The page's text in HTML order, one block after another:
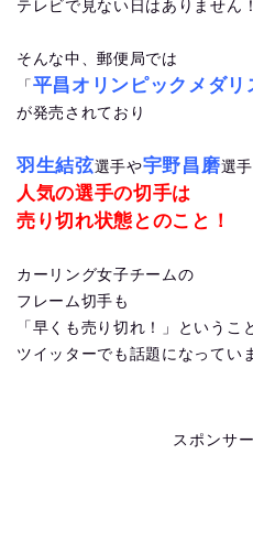
テレビで見ない日はありません！
そんな中、郵便局では
「 平昌オリンピックメダ
が発売されており
羽生結弦選手や宇野昌磨選
人気の選手の切手は
売り切れ状態とのこと！
カーリング女子チームの
フレーム切手も
「早くも売り切れ！」というこ
ツイッターでも話題になってい
スポンサ